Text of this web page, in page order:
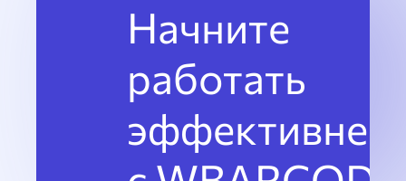
Начните
работать
эффективнее